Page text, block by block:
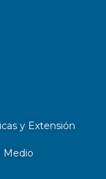
y Extensión
Medio